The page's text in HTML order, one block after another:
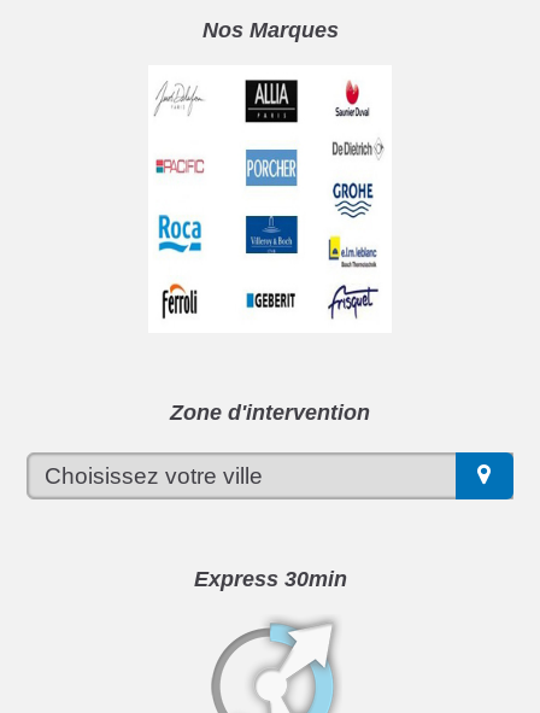
Nos Marques
Zone d'intervention
Express 30min